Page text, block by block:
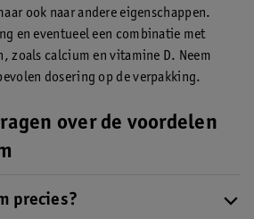
ook naar andere eigenschappen.
en eventueel een combinatie met
zoals calcium en vitamine D. Neem
dosering op de verpakking.
over de voordelen
precies?